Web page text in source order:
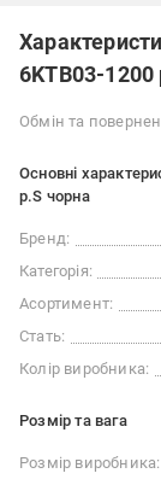
6KTB03-1200
Обмін та
Основні
р.S чорна
Бренд:
Категорія:
Асортимент:
Стать:
Колір виробника:
Розмір та вага
Розмір виробника: